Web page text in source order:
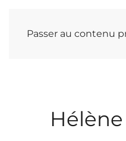
Passer au contenu